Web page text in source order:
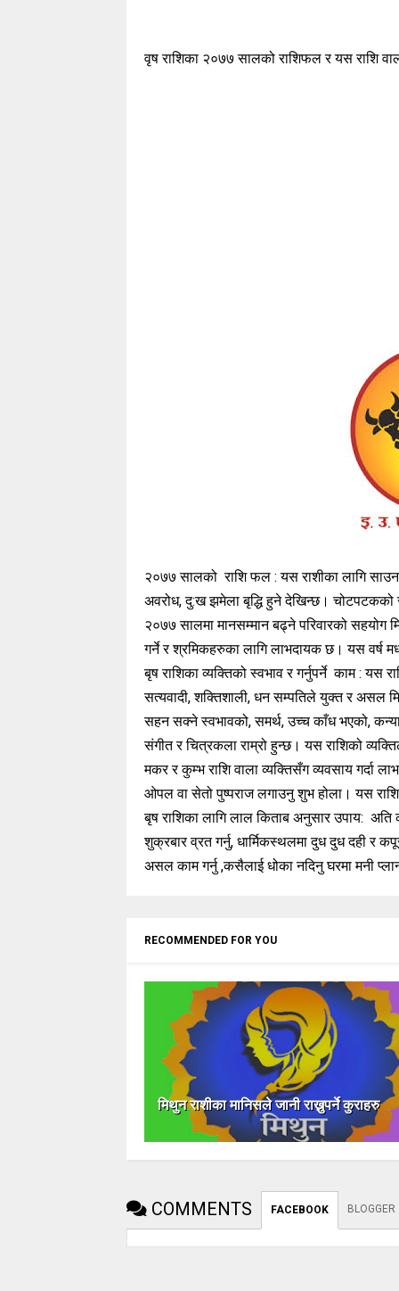
वृष राशिका २०७७ सालको राशिफल र यस राशि
२०७७ सालको राशि फल : यस राशीका लागि
अवरोध, दु:ख झमेला बृद्धि हुने देखिन्छ। चोटपटकको
२०७७ सालमा मानसम्मान बढ्ने परिवारको सहयोग
गर्ने र श्रमिकहरुका लागि लाभदायक छ। यस वर्ष
बृष राशिका व्यक्तिको स्वभाव र गर्नुपर्ने काम : यस
सत्यवादी, शक्तिशाली, धन सम्पतिले युक्त र असल
सहन सक्ने स्वभावको, समर्थ, उच्च काँध भएको, कन्या
संगीत र चित्रकला राम्रो हुन्छ। यस राशिको
मकर र कुम्भ राशि वाला व्यक्तिसँग व्यवसाय गर्दा
ओपल वा सेतो पुष्पराज लगाउनु शुभ होला। यस
बृष राशिका लागि लाल किताब अनुसार उपाय: अति
शुक्रबार व्रत गर्नु, धार्मिकस्थलमा दुध दुध दही र
अ‌सल काम गर्नु ,कसैलाई धोका नदिनु घरमा मनी
RECOMMENDED FOR YOU
मिथुन राशीका मानिसले जानी राख्नुपर्ने कुराहरु
COMMENTS FACEBOOK BLOGGER